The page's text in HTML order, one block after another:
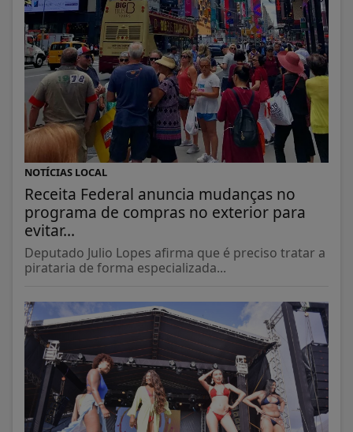
NOTÍCIAS LOCAL
Receita Federal anuncia mudanças no
programa de compras no exterior para
evitar...
Deputado Julio Lopes afirma que é preciso tratar a
pirataria de forma especializada...